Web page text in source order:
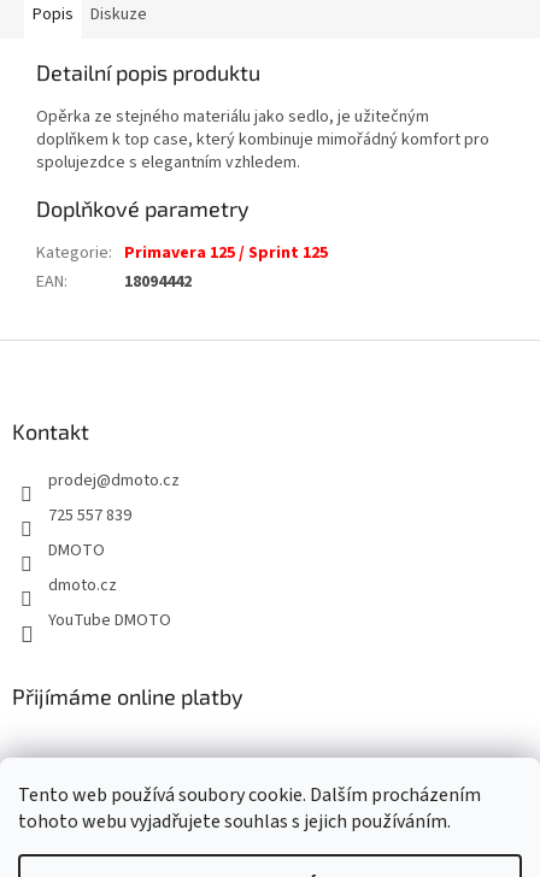
Tento web používá soubory cookie. Dalším procházením
tohoto webu vyjadřujete souhlas s jejich používáním.
Popis Diskuze
Detailní popis produktu
Opěrka ze stejného materiálu jako sedlo, je užitečným
doplňkem k top case, který kombinuje mimořádný komfort pro
spolujezdce s elegantním vzhledem.
Doplňkové parametry
Kategorie: Primavera 125 / Sprint 125
EAN: 18094442
Kontakt
prodej@dmoto.cz
725 557 839
DMOTO
dmoto.cz
YouTube DMOTO
Přijímáme online platby